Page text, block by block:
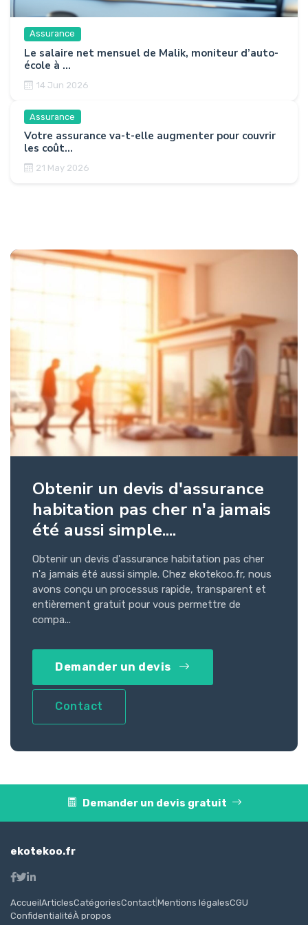
Assurance
Le salaire net mensuel de Malik, moniteur d’auto-
école à ...
14 Jun 2026
Assurance
Votre assurance va-t-elle augmenter pour couvrir
les coût...
21 May 2026
Obtenir un devis d'assurance
habitation pas cher n'a jamais
été aussi simple....
Obtenir un devis d'assurance habitation pas cher
n'a jamais été aussi simple. Chez ekotekoo.fr, nous
avons conçu un processus rapide, transparent et
entièrement gratuit pour vous permettre de
compa...
Demander un devis
Contact
Demander un devis gratuit
ekotekoo.fr
AccueilArticlesCatégoriesContact Mentions légalesCGU
ConfidentialitéÀ propos